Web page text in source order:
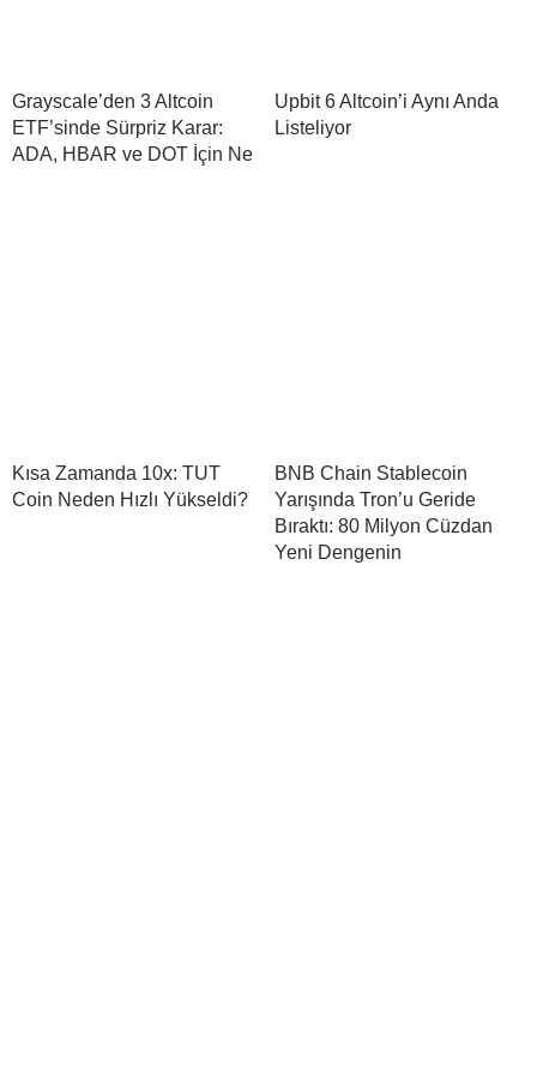
Grayscale’den 3 Altcoin
ETF’sinde Sürpriz Karar:
ADA, HBAR ve DOT İçin Ne
Upbit 6 Altcoin’i Aynı Anda
Listeliyor
Kısa Zamanda 10x: TUT
Coin Neden Hızlı Yükseldi?
BNB Chain Stablecoin
Yarışında Tron’u Geride
Bıraktı: 80 Milyon Cüzdan
Yeni Dengenin